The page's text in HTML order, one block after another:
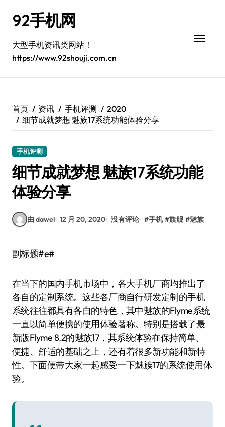
92手机网
大型手机资讯类网站！
https://www.92shouji.com.cn
首页 资讯 手机评测
2020
细节成就梦想 魅族17系统功能体验分享
手机评测
细节成就梦想 魅族17系统功能
体验分享
由 dawei 12 月 20, 2020 没有评论 #手机 #旗舰 #魅族
副标题#e#
在当下的国内手机市场中，各大手机厂商均推出了
各自的定制系统。这些各厂商自行研发定制的手机
系统往往都具有各自的特色，其中魅族的Flyme系统
一直以简单便携的使用体验著称。特别是搭载了最
新版Flyme 8.2的魅族17，其系统体验在保持简单、
便捷、舒适的基础之上，还有着很多新功能和新特
性。下面便带大家一起感受一下魅族17的系统使用体
验。